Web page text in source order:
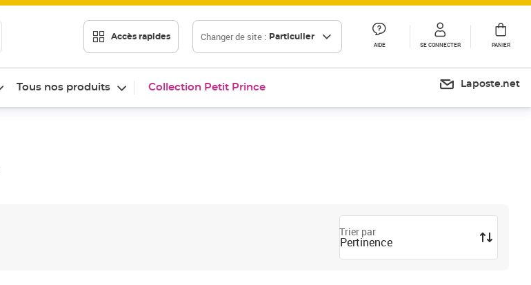
Accès rapides Changer de site : Particulier
AIDE SE CONNECTER PANIER
Tous nos produits Collection Petit Prince Laposte.net
Trier par
Pertinence